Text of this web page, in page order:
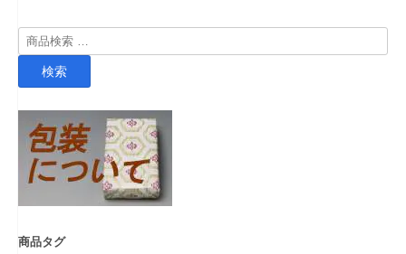
検
索
検索
商品タグ